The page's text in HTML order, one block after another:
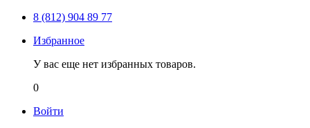
8 (812) 904 89 77
Избранное
У вас еще нет избранных товаров.
0
Войти